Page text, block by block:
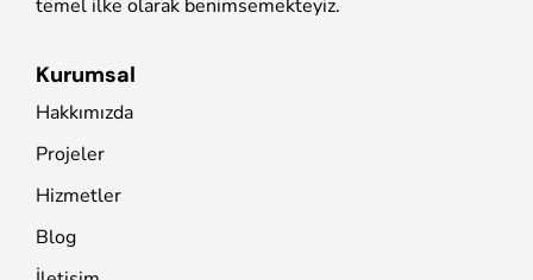
temel ilke olarak benimsemekteyiz.
Kurumsal
Hakkımızda
Projeler
Hizmetler
Blog